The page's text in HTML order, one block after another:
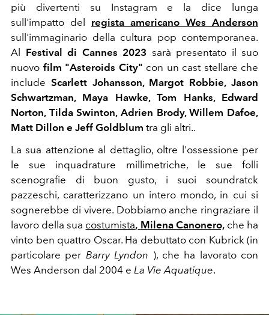
più divertenti su Instagram e la dice lunga
sull'impatto del regista americano Wes Anderson
sull'immaginario della cultura pop contemporanea.
Al Festival di Cannes 2023 sarà presentato il suo
nuovo film "Asteroids City" con un cast stellare che
include Scarlett Johansson, Margot Robbie, Jason
Schwartzman, Maya Hawke, Tom Hanks, Edward
Norton, Tilda Swinton, Adrien Brody, Willem Dafoe,
Matt Dillon e Jeff Goldblum tra gli altri..
La sua attenzione al dettaglio, oltre l'ossessione per
le sue inquadrature millimetriche, le sue folli
scenografie di buon gusto, i suoi soundratck
pazzeschi, caratterizzano un intero mondo, in cui si
sognerebbe di vivere. Dobbiamo anche ringraziare il
lavoro della sua costumista, Milena Canonero,che ha
vinto ben quattro Oscar. Ha debuttato con Kubrick (in
particolare per Barry Lyndon ), che ha lavorato con
Wes Anderson dal 2004 e La Vie Aquatique.